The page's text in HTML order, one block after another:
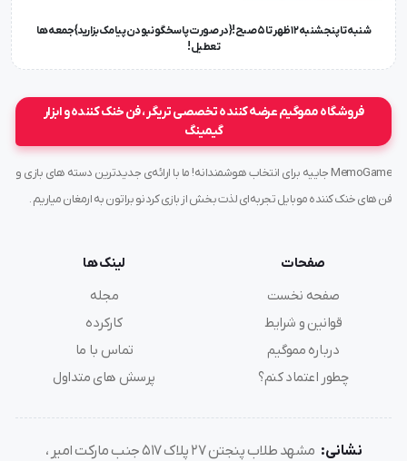
شنبه تا پنجشنبه ۱۲ ظهر تا 5 صبح!{در صورت پاسخگو نبودن پیامک بزارید} جمعه ها
تعطیل !
فروشگاه مموگیم عرضه کننده تخصصی تریگر ، فن خنک کننده و ابزار
گیمینگ
MemoGame جاییه برای انتخاب هوشمندانه! ما با ارائه‌ی جدیدترین دسته های بازی و
فن های خنک کننده موبایل تجربه‌ای لذت بخش از بازی کردنو براتون به ارمغان میاریم .
صفحات
صفحه نخست
قوانین و شرایط
درباره مموگیم
چطور اعتماد کنم؟
لینک ها
مجله
کارکرده
تماس با ما
پرسش های متداول
نشانی:
مشهد طلاب پنجتن ۲۷ پلاک ۵۱۷ جنب مارکت امیر ،